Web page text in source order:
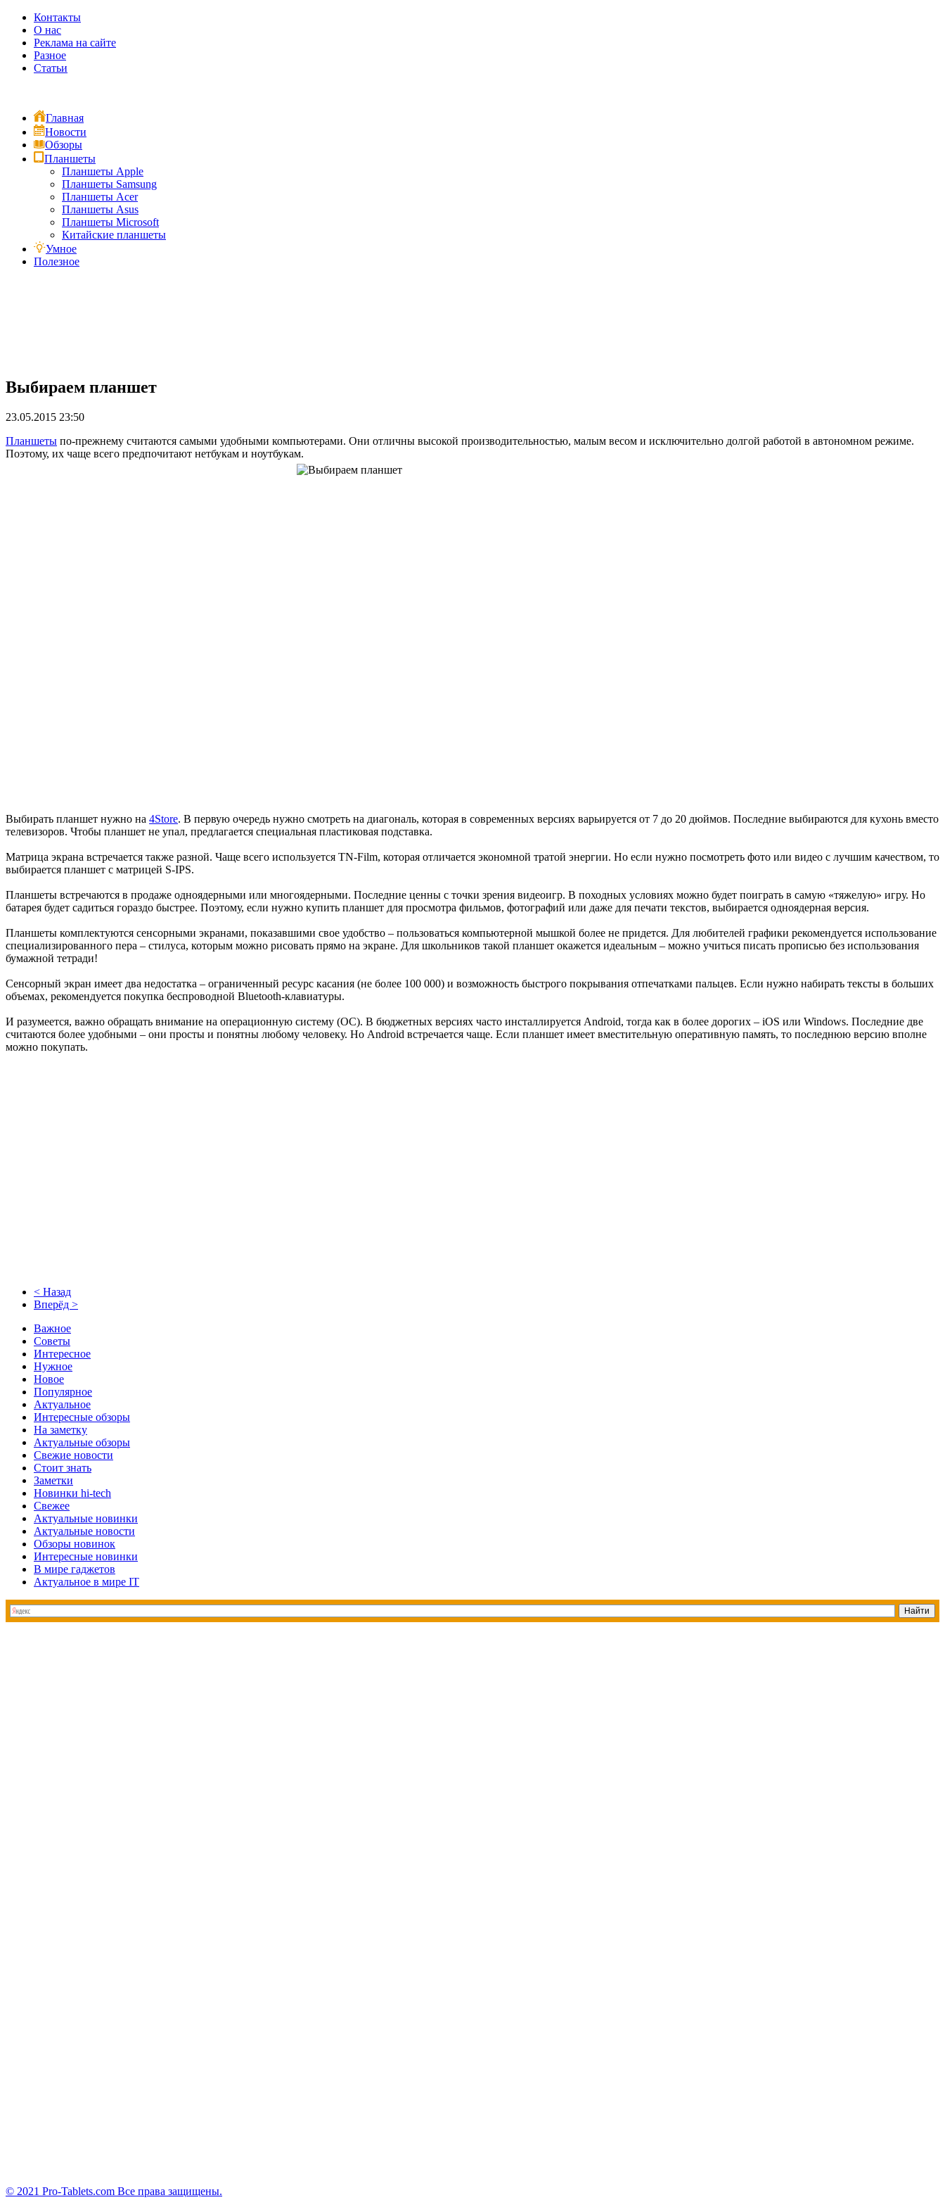
Контакты
О нас
Реклама на сайте
Разное
Статьи
Главная
Новости
Обзоры
Планшеты
Планшеты Apple
Планшеты Samsung
Планшеты Acer
Планшеты Asus
Планшеты Microsoft
Китайские планшеты
Умное
Полезное
Выбираем планшет
23.05.2015 23:50
Планшеты по-прежнему считаются самыми удобными компьютерами. Они отличны высокой производительностью, малым весом и исключительно долгой работой в автономном режиме.
Поэтому, их чаще всего предпочитают нетбукам и ноутбукам.
Выбирать планшет нужно на 4Store. В первую очередь нужно смотреть на диагональ, которая в современных версиях варьируется от 7 до 20 дюймов. Последние выбираются для кухонь вместо
телевизоров. Чтобы планшет не упал, предлагается специальная пластиковая подставка.
Матрица экрана встречается также разной. Чаще всего используется TN-Film, которая отличается экономной тратой энергии. Но если нужно посмотреть фото или видео с лучшим качеством, то
выбирается планшет с матрицей S-IPS.
Планшеты встречаются в продаже одноядерными или многоядерными. Последние ценны с точки зрения видеоигр. В походных условиях можно будет поиграть в самую «тяжелую» игру. Но
батарея будет садиться гораздо быстрее. Поэтому, если нужно купить планшет для просмотра фильмов, фотографий или даже для печати текстов, выбирается одноядерная версия.
Планшеты комплектуются сенсорными экранами, показавшими свое удобство – пользоваться компьютерной мышкой более не придется. Для любителей графики рекомендуется использование
специализированного пера – стилуса, которым можно рисовать прямо на экране. Для школьников такой планшет окажется идеальным – можно учиться писать прописью без использования
бумажной тетради!
Сенсорный экран имеет два недостатка – ограниченный ресурс касания (не более 100 000) и возможность быстрого покрывания отпечатками пальцев. Если нужно набирать тексты в больших
объемах, рекомендуется покупка беспроводной Bluetooth-клавиатуры.
И разумеется, важно обращать внимание на операционную систему (ОС). В бюджетных версиях часто инсталлируется Android, тогда как в более дорогих – iOS или Windows. Последние две
считаются более удобными – они просты и понятны любому человеку. Но Android встречается чаще. Если планшет имеет вместительную оперативную память, то последнюю версию вполне
можно покупать.
< Назад
Вперёд >
Важное
Советы
Интересное
Нужное
Новое
Популярное
Актуальное
Интересные обзоры
На заметку
Актуальные обзоры
Свежие новости
Стоит знать
Заметки
Новинки hi-tech
Свежее
Актуальные новинки
Актуальные новости
Обзоры новинок
Интересные новинки
В мире гаджетов
Актуальное в мире IT
© 2021 Pro-Tablets.com Все права защищены.